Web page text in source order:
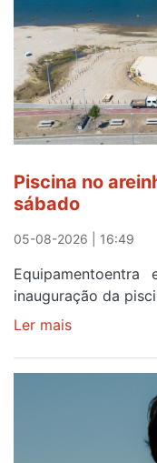
eclipse
solar
esgotam
em
menos
de
24
após
campanha
reforço
Piscina no
sábado
05-08-2026 | 16:49
inauguração da
Ler mais
no